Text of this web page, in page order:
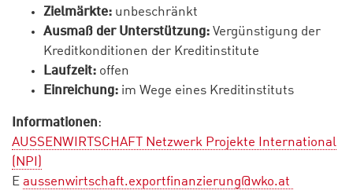
Zielmärkte: unbeschränkt
Ausmaß der Unterstützung: Vergünstigung der
Kreditkonditionen der Kreditinstitute
Laufzeit: offen
Einreichung: im Wege eines Kreditinstituts
Informationen:
AUSSENWIRTSCHAFT Netzwerk Projekte International
(NPI)
E aussenwirtschaft.exportfinanzierung@wko.at